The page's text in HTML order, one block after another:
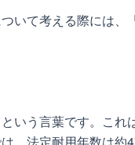
いて考える際には
いう言葉です。こ